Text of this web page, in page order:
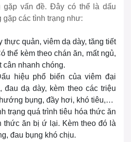
gặp vấn đề. Đây có thể là dấu
gặp các tình trạng như:
thực quản, viêm dạ dày, tăng tiết
thể kèm theo chán ăn, mất ngủ,
cân nhanh chóng.
hiệu phổ biến của viêm đại
đau dạ dày, kèm theo các triệu
bụng, đầy hơi, khó tiêu,…
trạng quá trình tiêu hóa thức ăn
thức ăn bị ứ lại. Kèm theo đó là
đau bụng khó chịu.